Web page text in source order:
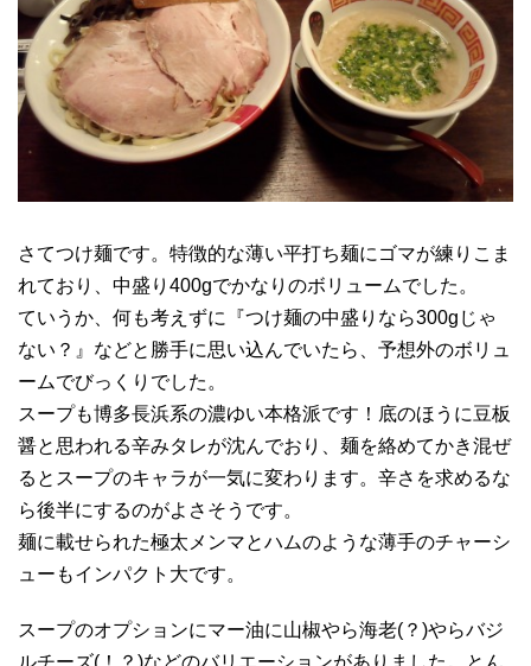
さてつけ麺です。特徴的な薄い平打ち麺にゴマが練りこま
れており、中盛り400gでかなりのボリュームでした。
ていうか、何も考えずに『つけ麺の中盛りなら300gじゃ
ない？』などと勝手に思い込んでいたら、予想外のボリュ
ームでびっくりでした。
スープも博多長浜系の濃ゆい本格派です！底のほうに豆板
醤と思われる辛みタレが沈んでおり、麺を絡めてかき混ぜ
るとスープのキャラが一気に変わります。辛さを求めるな
ら後半にするのがよさそうです。
麺に載せられた極太メンマとハムのような薄手のチャーシ
ューもインパクト大です。
スープのオプションにマー油に山椒やら海老(？)やらバジ
ルチーズ(！？)などのバリエーションがありました。とん